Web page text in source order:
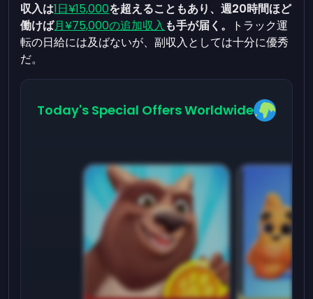
収入は1日¥15,000を超えることもあり、週20時間ほど
働けば月¥75,000の追加収入も手が届く。
トラック運
転の日給には及ばないが、副収入としては十分に優秀
だ。
Today's Special Offers Worldwide